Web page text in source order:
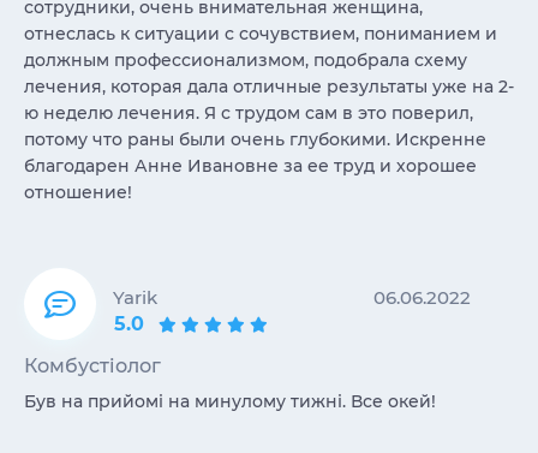
сотрудники, очень внимательная женщина,
отнеслась к ситуации с сочувствием, пониманием и
должным профессионализмом, подобрала схему
лечения, которая дала отличные результаты уже на 2-
ю неделю лечения. Я с трудом сам в это поверил,
потому что раны были очень глубокими. Искренне
благодарен Анне Ивановне за ее труд и хорошее
отношение!
Yarik
06.06.2022
5.0
Комбустіолог
Був на прийомі на минулому тижні. Все окей!